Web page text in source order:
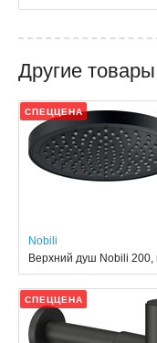
Другие
СПЕЦЦЕНА
Nobili
Верхний душ Nobili
СПЕЦЦЕНА